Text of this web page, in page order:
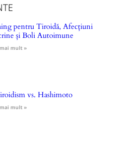
pentru Tiroidă, Afecțiuni
și Boli Autoimune
mult »
vs. Hashimoto
mult »